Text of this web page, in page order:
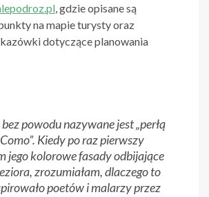
, gdzie opisane są
na mapie turysty oraz
dotyczące planowania
powodu nazywane jest „perłą
Kiedy po raz pierwszy
jego kolorowe fasady odbijające
zrozumiałam, dlaczego to
poetów i malarzy przez